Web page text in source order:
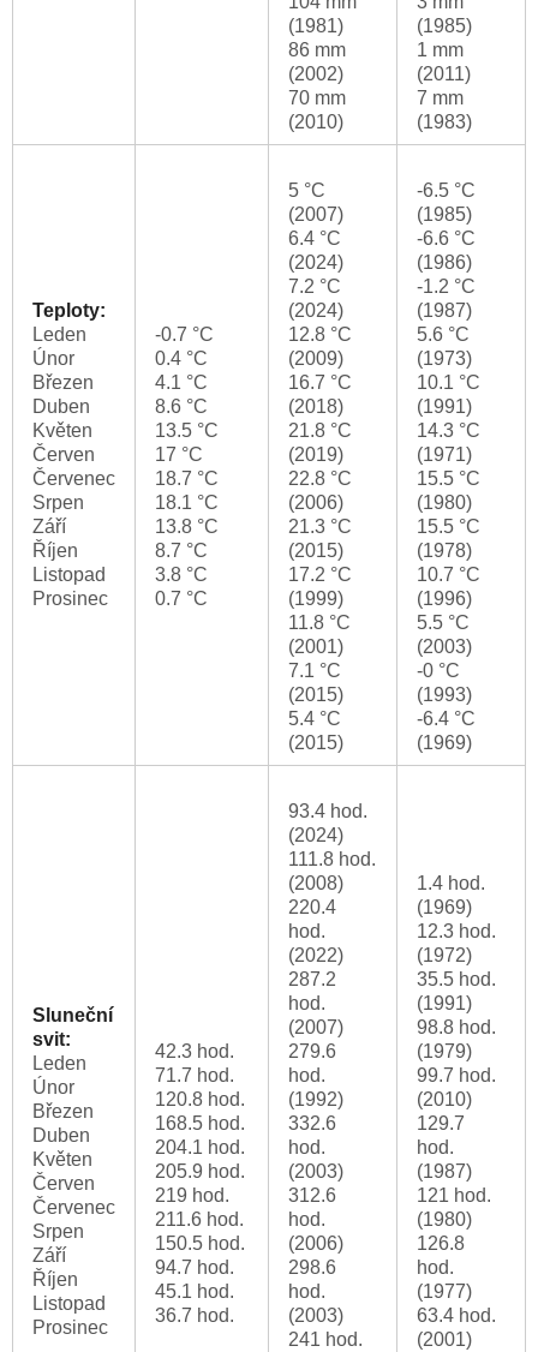
(1981)
86 mm
(2002)
70 mm
(2010)
(1985)
1 mm
(2011)
7 mm
(1983)
Teploty:
Leden
Únor
Březen
Duben
Květen
Červen
Červenec
Srpen
Září
Říjen
Listopad
Prosinec
-0.7 °C
0.4 °C
4.1 °C
8.6 °C
13.5 °C
17 °C
18.7 °C
18.1 °C
13.8 °C
8.7 °C
3.8 °C
0.7 °C
5 °C
(2007)
6.4 °C
(2024)
7.2 °C
(2024)
12.8 °C
(2009)
16.7 °C
(2018)
21.8 °C
(2019)
22.8 °C
(2006)
21.3 °C
(2015)
17.2 °C
(1999)
11.8 °C
(2001)
7.1 °C
(2015)
5.4 °C
(2015)
-6.5 °C
(1985)
-6.6 °C
(1986)
-1.2 °C
(1987)
5.6 °C
(1973)
10.1 °C
(1991)
14.3 °C
(1971)
15.5 °C
(1980)
15.5 °C
(1978)
10.7 °C
(1996)
5.5 °C
(2003)
-0 °C
(1993)
-6.4 °C
(1969)
Sluneční
svit:
Leden
Únor
Březen
Duben
Květen
Červen
Červenec
Srpen
Září
Říjen
Listopad
Prosinec
42.3 hod.
71.7 hod.
120.8 hod.
168.5 hod.
204.1 hod.
205.9 hod.
219 hod.
211.6 hod.
150.5 hod.
94.7 hod.
45.1 hod.
36.7 hod.
93.4 hod.
(2024)
111.8 hod.
(2008)
220.4
hod.
(2022)
287.2
hod.
(2007)
279.6
hod.
(1992)
332.6
hod.
(2003)
312.6
hod.
(2006)
298.6
hod.
(2003)
241 hod.
1.4 hod.
(1969)
12.3 hod.
(1972)
35.5 hod.
(1991)
98.8 hod.
(1979)
99.7 hod.
(2010)
129.7
hod.
(1987)
121 hod.
(1980)
126.8
hod.
(1977)
63.4 hod.
(2001)